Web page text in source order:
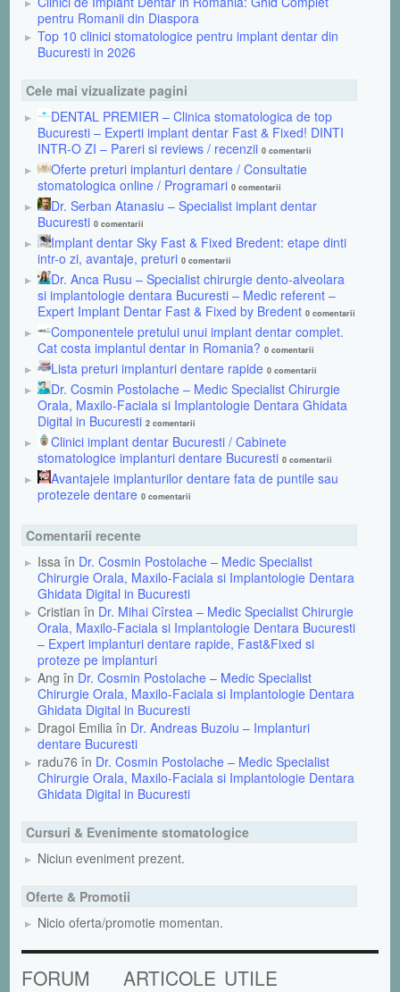
pentru Romanii din Diaspora
Top 10 clinici stomatologice pentru implant dentar din
Bucuresti in 2026
Cele mai vizualizate pagini
DENTAL PREMIER – Clinica stomatologica de top
Bucuresti – Experti implant dentar Fast & Fixed! DINTI
INTR-O ZI – Pareri si reviews / recenzii 0 comentarii
Oferte preturi implanturi dentare / Consultatie
stomatologica online / Programari 0 comentarii
Dr. Serban Atanasiu – Specialist implant dentar
Bucuresti 0 comentarii
Implant dentar Sky Fast & Fixed Bredent: etape dinti
intr-o zi, avantaje, preturi 0 comentarii
Dr. Anca Rusu – Specialist chirurgie dento-alveolara
si implantologie dentara Bucuresti – Medic referent –
Expert Implant Dentar Fast & Fixed by Bredent 0 comentarii
Componentele pretului unui implant dentar complet.
Cat costa implantul dentar in Romania? 0 comentarii
Lista preturi implanturi dentare rapide 0 comentarii
Dr. Cosmin Postolache – Medic Specialist Chirurgie
Orala, Maxilo-Faciala si Implantologie Dentara Ghidata
Digital in Bucuresti 2 comentarii
Clinici implant dentar Bucuresti / Cabinete
stomatologice implanturi dentare Bucuresti 0 comentarii
Avantajele implanturilor dentare fata de puntile sau
protezele dentare 0 comentarii
Comentarii recente
Issa în Dr. Cosmin Postolache – Medic Specialist
Chirurgie Orala, Maxilo-Faciala si Implantologie Dentara
Ghidata Digital in Bucuresti
Cristian în Dr. Mihai Cîrstea – Medic Specialist Chirurgie
Orala, Maxilo-Faciala si Implantologie Dentara Bucuresti
– Expert implanturi dentare rapide, Fast&Fixed si
proteze pe implanturi
Ang în Dr. Cosmin Postolache – Medic Specialist
Chirurgie Orala, Maxilo-Faciala si Implantologie Dentara
Ghidata Digital in Bucuresti
Dragoi Emilia în Dr. Andreas Buzoiu – Implanturi
dentare Bucuresti
radu76 în Dr. Cosmin Postolache – Medic Specialist
Chirurgie Orala, Maxilo-Faciala si Implantologie Dentara
Ghidata Digital in Bucuresti
Cursuri & Evenimente stomatologice
Niciun eveniment prezent.
Oferte & Promotii
Nicio oferta/promotie momentan.
FORUM ARTICOLE UTILE